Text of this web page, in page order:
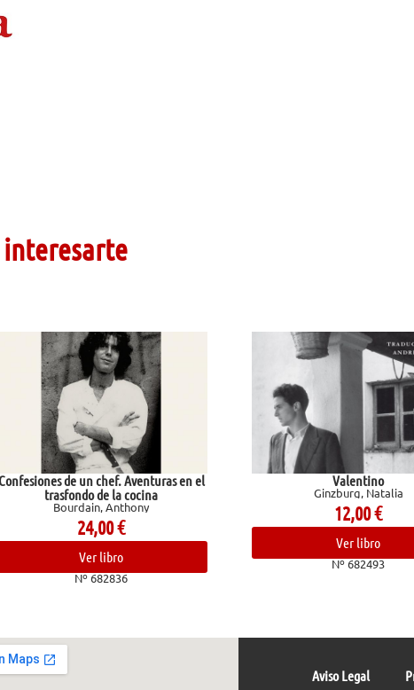
de un chef. Aventuras en el
trasfondo de la cocina
Bourdain, Anthony
24,00€
Ver libro
Nº 682836
Valentino
Ginzburg, Natalia
12,00€
Ver libro
Nº 682493
Aviso Legal